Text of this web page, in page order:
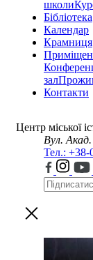
школи
Бібліотека
Календар
Крамниця
зал
Контакти
Центр міської
Вул.
Тел.: +38-